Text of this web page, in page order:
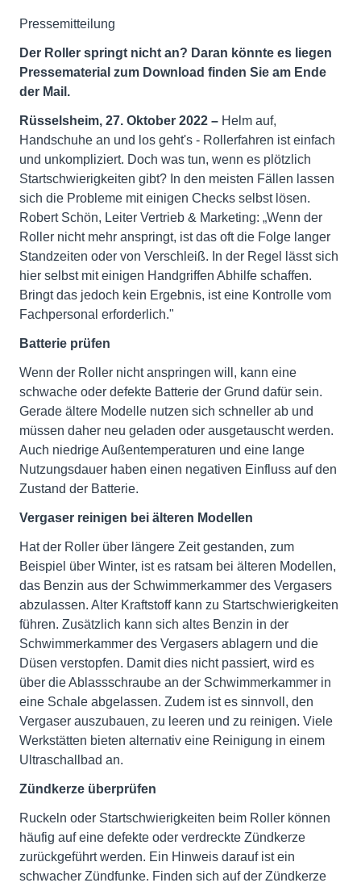
Pressemitteilung
Der Roller springt nicht an? Daran könnte es liegen
Pressematerial zum Download finden Sie am Ende
der Mail.
Rüsselsheim, 27. Oktober 2022 – Helm auf,
Handschuhe an und los geht's - Rollerfahren ist einfach
und unkompliziert. Doch was tun, wenn es plötzlich
Startschwierigkeiten gibt? In den meisten Fällen lassen
sich die Probleme mit einigen Checks selbst lösen.
Robert Schön, Leiter Vertrieb & Marketing: „Wenn der
Roller nicht mehr anspringt, ist das oft die Folge langer
Standzeiten oder von Verschleiß. In der Regel lässt sich
hier selbst mit einigen Handgriffen Abhilfe schaffen.
Bringt das jedoch kein Ergebnis, ist eine Kontrolle vom
Fachpersonal erforderlich."
Batterie prüfen
Wenn der Roller nicht anspringen will, kann eine
schwache oder defekte Batterie der Grund dafür sein.
Gerade ältere Modelle nutzen sich schneller ab und
müssen daher neu geladen oder ausgetauscht werden.
Auch niedrige Außentemperaturen und eine lange
Nutzungsdauer haben einen negativen Einfluss auf den
Zustand der Batterie.
Vergaser reinigen bei älteren Modellen
Hat der Roller über längere Zeit gestanden, zum
Beispiel über Winter, ist es ratsam bei älteren Modellen,
das Benzin aus der Schwimmerkammer des Vergasers
abzulassen. Alter Kraftstoff kann zu Startschwierigkeiten
führen. Zusätzlich kann sich altes Benzin in der
Schwimmerkammer des Vergasers ablagern und die
Düsen verstopfen. Damit dies nicht passiert, wird es
über die Ablassschraube an der Schwimmerkammer in
eine Schale abgelassen. Zudem ist es sinnvoll, den
Vergaser auszubauen, zu leeren und zu reinigen. Viele
Werkstätten bieten alternativ eine Reinigung in einem
Ultraschallbad an.
Zündkerze überprüfen
Ruckeln oder Startschwierigkeiten beim Roller können
häufig auf eine defekte oder verdreckte Zündkerze
zurückgeführt werden. Ein Hinweis darauf ist ein
schwacher Zündfunke. Finden sich auf der Zündkerze